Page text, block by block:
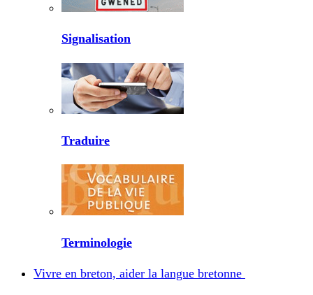
Signalisation
Traduire
Terminologie
Vivre en breton, aider la langue bretonne